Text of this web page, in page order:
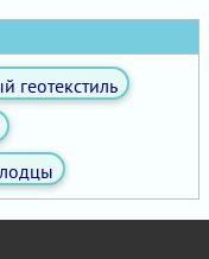
геотекстиль